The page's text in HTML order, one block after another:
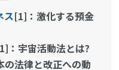
ス[1]：激化する預金
：宇宙活動法とは?
の法律と改正への動